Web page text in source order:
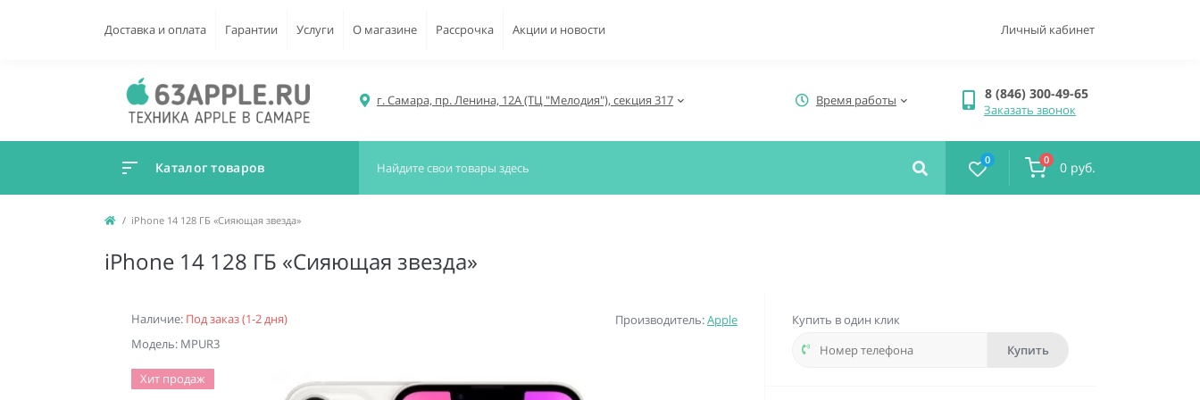
Доставка и оплата Гарантии Услуги О магазине Рассрочка Акции и новости Личный кабинет
г. Самара, пр. Ленина, 12А (ТЦ "Мелодия"), секция 317 Время работы 8 (846) 300-49-65
Заказать звонок
Каталог товаров 0 0 0 руб.
iPhone 14 128 ГБ «Сияющая звезда»
iPhone 14 128 ГБ «Сияющая звезда»
Наличие: Под заказ (1-2 дня)
Модель: MPUR3
Производитель:Apple
Хит продаж
Купить в один клик
Купить